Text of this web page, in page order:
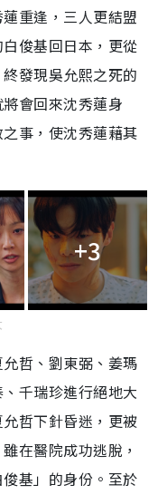
重逢，三人更結盟
俊基回日本，更從
發現吳允熙之死的
會回來沈秀蓮身
事，使沈秀蓮藉其
+3
哲、劉東弼、姜瑪
千瑞珍進行絕地大
哲下針昏迷，更被
在醫院成功逃脫，
基」的身份。至於